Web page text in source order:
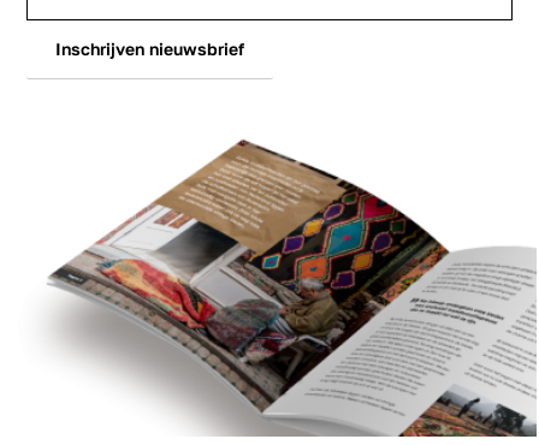
Inschrijven nieuwsbrief